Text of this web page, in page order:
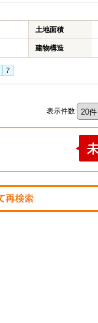
土地面積
建物構造
表示件数